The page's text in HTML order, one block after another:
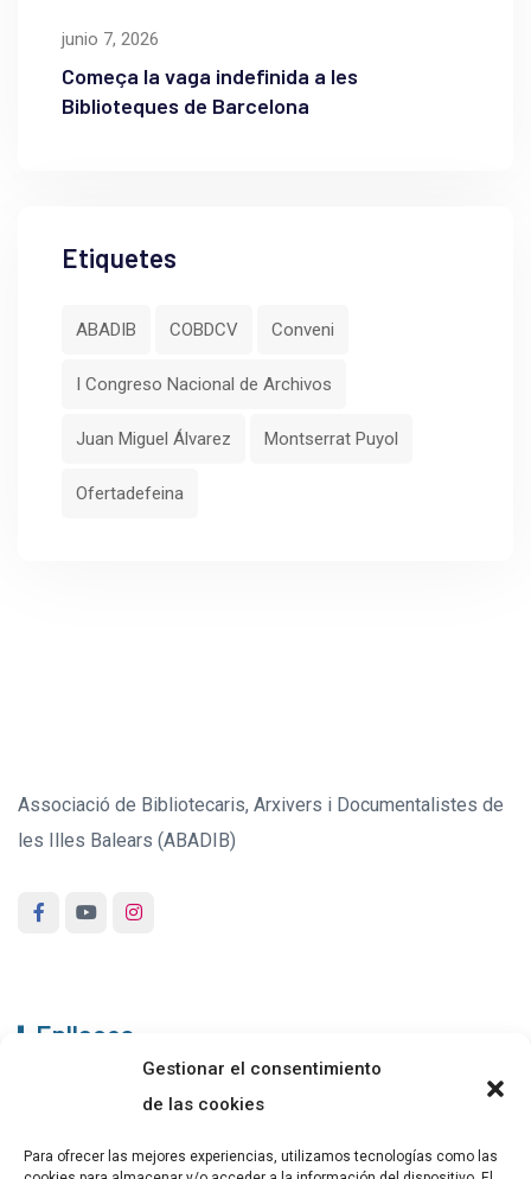
Gestionar el consentimiento
de las cookies
Para ofrecer las mejores experiencias, utilizamos tecnologías como las
junio 7, 2026
Começa la vaga indefinida a les
Biblioteques de Barcelona
Etiquetes
ABADIB COBDCV Conveni
I Congreso Nacional de Archivos
Juan Miguel Álvarez Montserrat Puyol
Ofertadefeina
Associació de Bibliotecaris, Arxivers i Documentalistes de
les Illes Balears (ABADIB)
Enllaços
PUBLICACIONS